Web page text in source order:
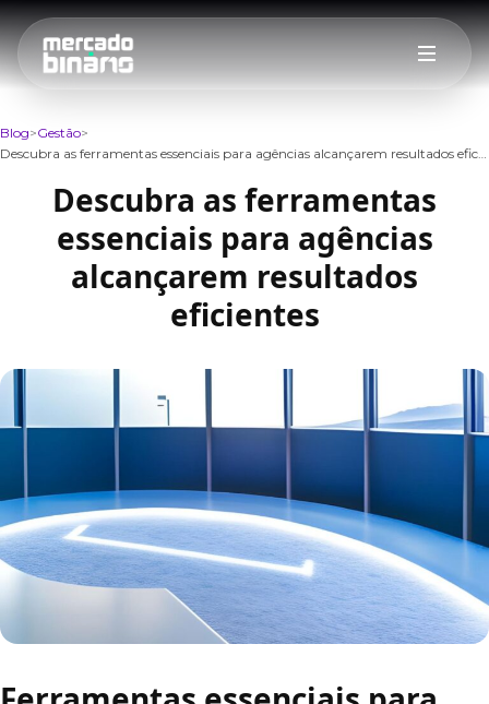
Blog Gestão
Descubra as ferramentas essenciais para agências alcançarem resultados eficientes
Descubra as ferramentas
essenciais para agências
alcançarem resultados
eficientes